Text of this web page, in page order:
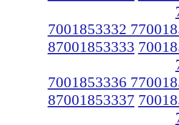
7001853332
87001853333
7001853336
87001853337